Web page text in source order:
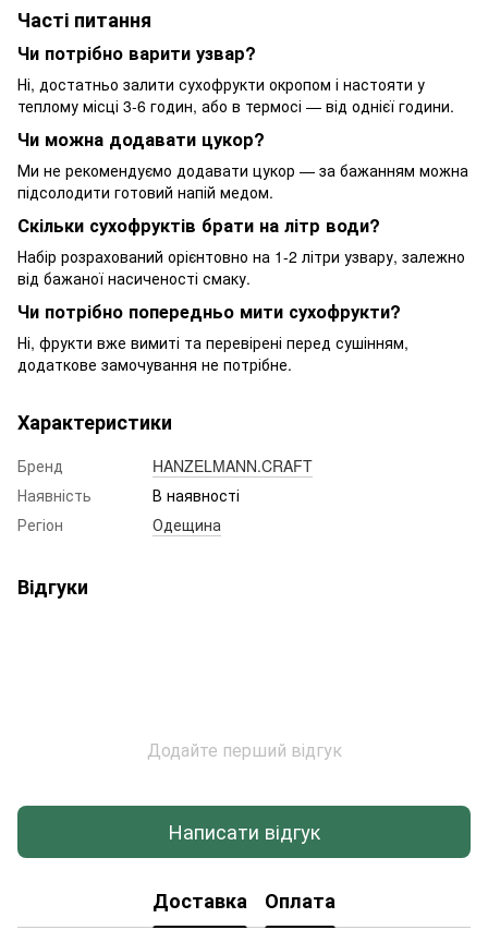
Часті питання
Чи потрібно варити узвар?
Ні, достатньо залити сухофрукти окропом і настояти у
теплому місці 3-6 годин, або в термосі — від однієї години.
Чи можна додавати цукор?
Ми не рекомендуємо додавати цукор — за бажанням можна
підсолодити готовий напій медом.
Скільки сухофруктів брати на літр води?
Набір розрахований орієнтовно на 1-2 літри узвару, залежно
від бажаної насиченості смаку.
Чи потрібно попередньо мити сухофрукти?
Ні, фрукти вже вимиті та перевірені перед сушінням,
додаткове замочування не потрібне.
Характеристики
Бренд
HANZELMANN.CRAFT
Наявність
В наявності
Регіон
Одещина
Відгуки
Додайте перший відгук
Написати відгук
Доставка Оплата